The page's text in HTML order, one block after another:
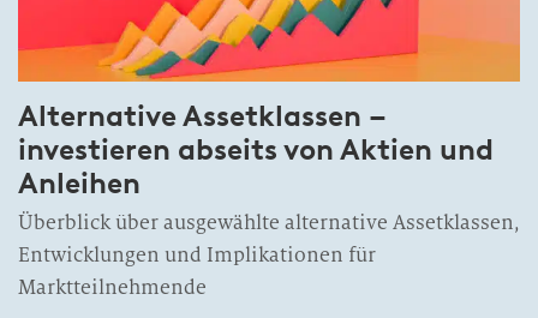
Alternative Assetklassen –
investieren abseits von Aktien und
Anleihen
Überblick über ausgewählte alternative Assetklassen,
Entwicklungen und Implikationen für
Marktteilnehmende